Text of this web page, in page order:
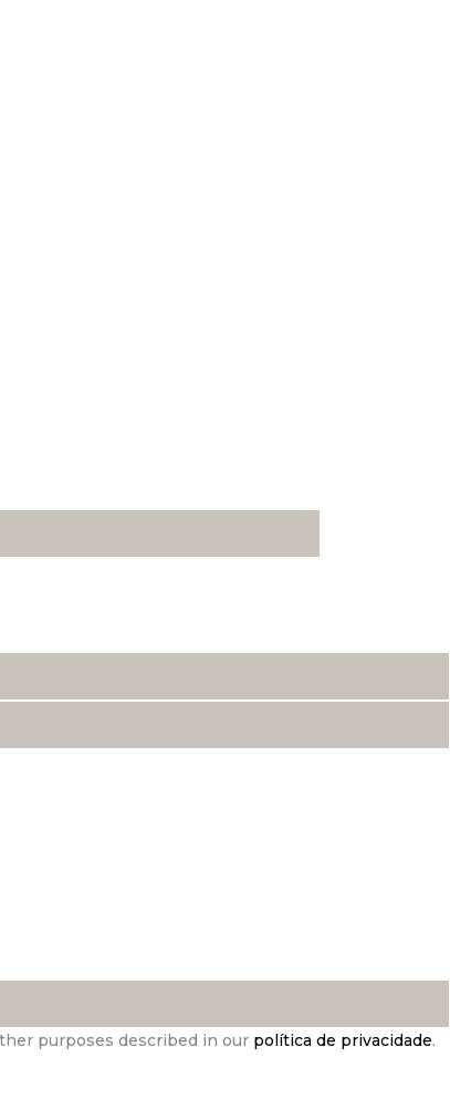
purposes described in our política de privacidade.